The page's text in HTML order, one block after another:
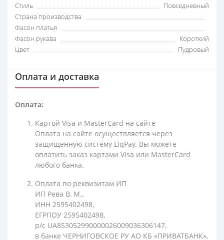
Стиль
Повседневный
Страна производства
Фасон платья
Фасон рукава
Короткий
Цвет
Пудровый
Оплата и доставка
Оплата:
Картой Visa и MasterCard на сайте
Оплата на сайте осуществляется через
защищенную систему LiqPay. Вы можете
оплатить заказ картами Visa или MasterCard
любого банка.
Оплата по реквизитам ИП
ИП Рева В. М.,
ИНН 2595402498,
ЕГРПОУ 2595402498,
р/с UA853052990000026009036306147,
в банке ЧЕРНИГОВСКОЕ РУ АО КБ «ПРИВАТБАНК»,